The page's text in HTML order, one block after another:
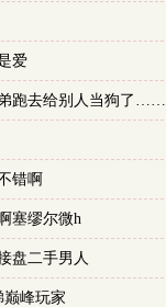
爱
跑去给别人当狗了……
错啊
塞缪尔微h
盘二手男人
巅峰玩家